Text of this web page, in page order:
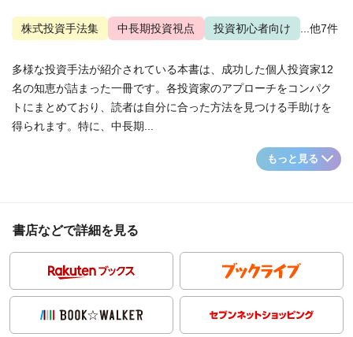
株式投資手法集 中長期投資視点 投資初心者向け ...他7件
多様な投資手法が紹介されている本書は、成功した個人投資家12
名の知恵が詰まった一冊です。各投資家のアプローチをコンパク
トにまとめており、読者は自分に合った方法を見つける手助けを
得られます。特に、中長期...
もっと見る
書店などで詳細を見る